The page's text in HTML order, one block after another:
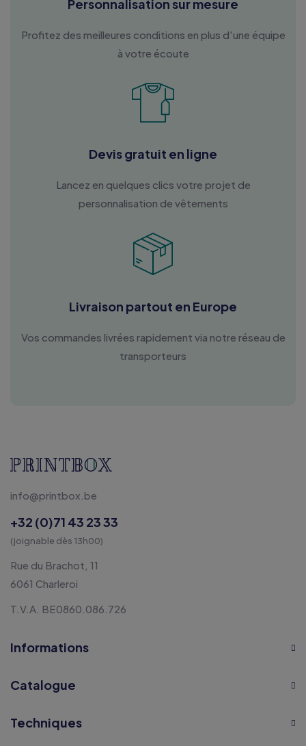
Personnalisation sur mesure
Profitez des meilleures conditions en plus d'une équipe
à votre écoute
Devis gratuit en ligne
Lancez en quelques clics votre projet de
personnalisation de vêtements
Livraison partout en Europe
Vos commandes livrées rapidement via notre réseau de
transporteurs
info@printbox.be
+32 (0)71 43 23 33
(joignable dès 13h00)
Rue du Brachot, 11
6061 Charleroi
T.V.A. BE0860.086.726
Informations
Catalogue
Techniques